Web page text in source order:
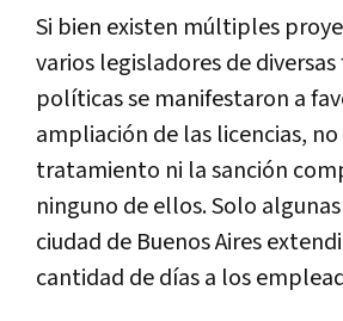
Si bien existen múltiples
varios legisladores de diversas
políticas se manifestaron a
ampliación de las licencias,
tratamiento ni la sanción
ninguno de ellos. Solo
ciudad de Buenos Aires
cantidad de días a los